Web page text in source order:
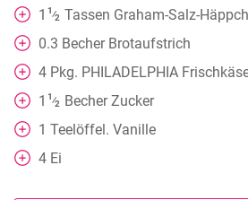
1 1⁄2 Tassen Graham-Salz-
0.3 Becher Brotaufstrich
4 Pkg. PHILADELPHIA
1 1⁄2 Becher Zucker
1 Teelöffel. Vanille
4 Ei